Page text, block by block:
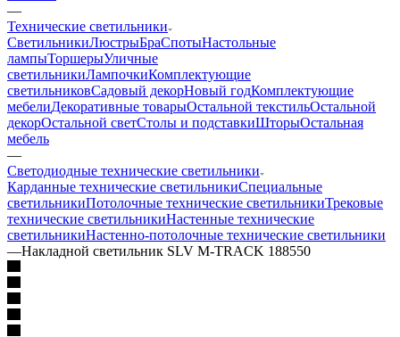
—
Технические светильники
СветильникиЛюстрыБраСпотыНастольные
лампыТоршерыУличные
светильникиЛампочкиКомплектующие
светильниковСадовый декорНовый годКомплектующие
мебелиДекоративные товарыОстальной текстильОстальной
декорОстальной светСтолы и подставкиШторыОстальная
мебель
—
Светодиодные технические светильники
Карданные технические светильникиСпециальные
светильникиПотолочные технические светильникиТрековые
технические светильникиНастенные технические
светильникиНастенно-потолочные технические светильники
—Накладной светильник SLV M-TRACK 188550